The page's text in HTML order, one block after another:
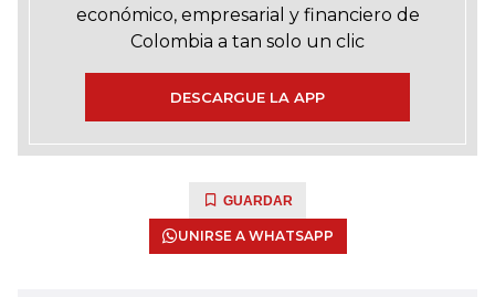
económico, empresarial y financiero de
Colombia a tan solo un clic
DESCARGUE LA APP
GUARDAR
UNIRSE A WHATSAPP